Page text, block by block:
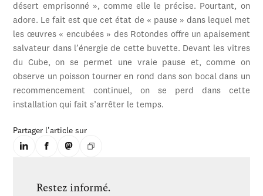
désert emprisonné », comme elle le précise. Pourtant, on
adore. Le fait est que cet état de « pause » dans lequel met
les œuvres « encubées » des Rotondes offre un apaisement
salvateur dans l’énergie de cette buvette. Devant les vitres
du Cube, on se permet une vraie pause et, comme on
observe un poisson tourner en rond dans son bocal dans un
recommencement continuel, on se perd dans cette
installation qui fait s’arrêter le temps.
Partager l'article sur
Restez informé.